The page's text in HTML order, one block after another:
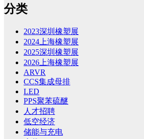
分类
2023深圳橡塑展
2024上海橡塑展
2025深圳橡塑展
2026上海橡塑展
ARVR
CCS集成母排
LED
PPS聚苯硫醚
人才招聘
低空经济
储能与充电